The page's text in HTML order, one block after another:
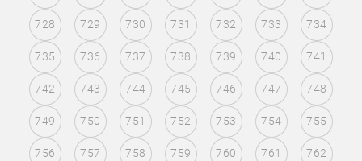
728 729 730 731 732 733 734
735 736 737 738 739 740 741
742 743 744 745 746 747 748
749 750 751 752 753 754 755
756 757 758 759 760 761 762